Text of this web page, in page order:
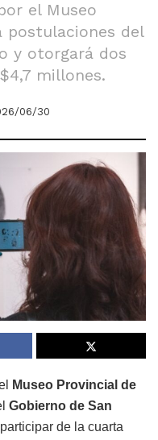
el Museo
postulaciones del
y otorgará dos
millones.
06/30
Museo Provincial de
Gobierno de San
de la cuarta